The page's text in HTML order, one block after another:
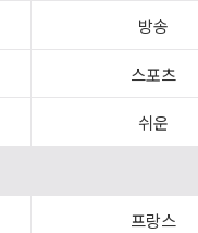
방송
스포츠
쉬운
프랑스